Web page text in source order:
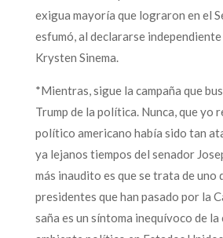
exigua mayoría que lograron en el
esfumó, al declararse
Krysten Sinema.
*Mientras, sigue la campaña que
Trump de la política. Nunca, que yo
político americano había sido tan
ya lejanos tiempos del senador
más inaudito es que se trata de uno
presidentes que han pasado por la
saña es un síntoma inequívoco de